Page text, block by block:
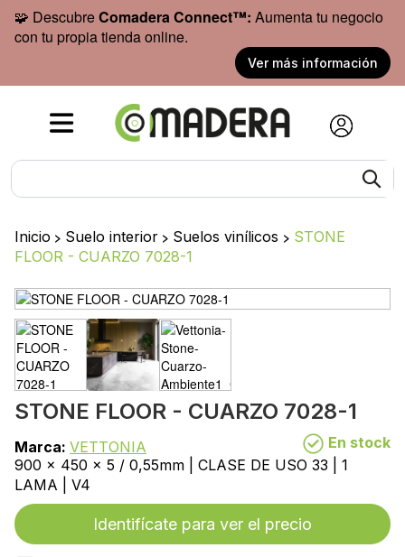
🧩 DescubreComadera Connect™: Aumenta tu negocio
con tu propia tienda online.
Ver más información
Inicio > Suelo interior > Suelos vinílicos > STONE
FLOOR - CUARZO 7028-1
STONE FLOOR - CUARZO 7028-1
Marca: VETTONIA
En stock
900 x 450 x 5 / 0,55mm | CLASE DE USO 33 | 1
LAMA | V4
Identifícate para ver el precio